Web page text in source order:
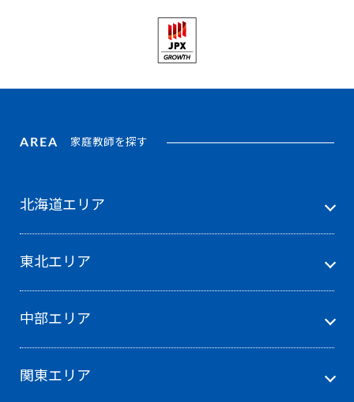
AREA 家庭教師を探す
北海道エリア
東北エリア
中部エリア
関東エリア